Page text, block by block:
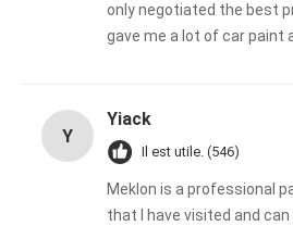
only negotiated the best
gave me a lot of car paint
Y
Yiack
Il est utile. (546)
Meklon is a professional
that I have visited and